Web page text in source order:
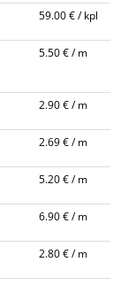
59.00 € / kpl
5.50 € / m
2.90 € / m
2.69 € / m
5.20 € / m
6.90 € / m
2.80 € / m